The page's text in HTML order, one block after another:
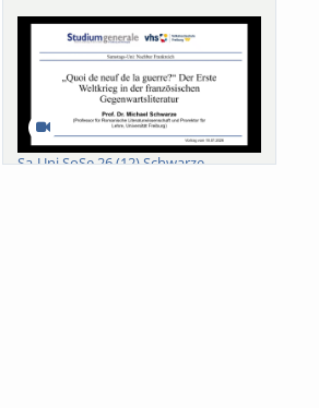
Sa-Uni SoSe 26 (12) Schwarze